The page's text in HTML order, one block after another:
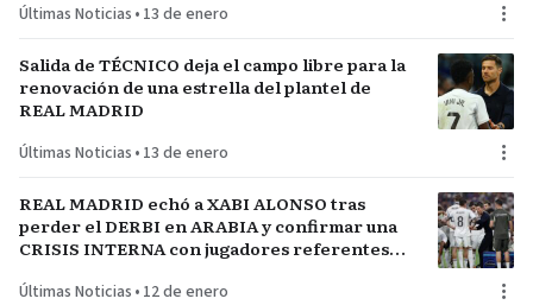
Últimas Noticias • 13 de enero
Salida de TÉCNICO deja el campo libre para la
renovación de una estrella del plantel de
REAL MADRID
Últimas Noticias • 13 de enero
REAL MADRID echó a XABI ALONSO tras
perder el DERBI en ARABIA y confirmar una
CRISIS INTERNA con jugadores referentes
Últimas Noticias • 12 de enero